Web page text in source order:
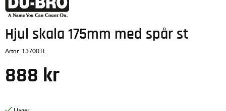
Hjul skala 175mm med spår st
Artnr: 13700TL
888 kr